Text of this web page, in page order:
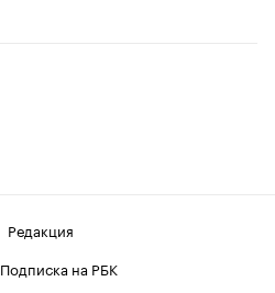
Редакция
Подписка на РБК